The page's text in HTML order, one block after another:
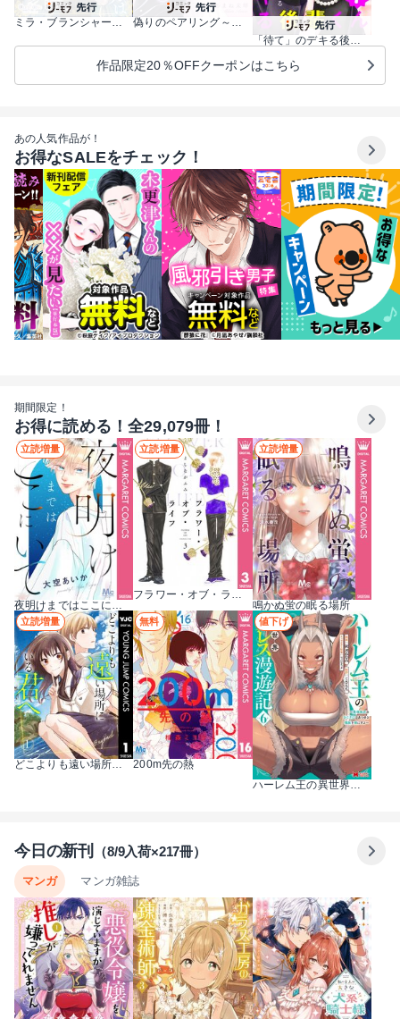
作品限定20％OFFクーポンはこちら
あの人気作品が！
お得なSALEをチェック！
期間限定！
お得に読める！全29,079冊！
立読増量 立読増量
フラワー・オブ・ライフ
立読増量
鳴かぬ蛍の眠る場所
立読増量 無料
200m先の熱
値下げ
ハーレム王の異世界プレス漫遊記 ～最強無双のおじさんはあらゆる種族を嫁にする～（コミック）
今日の新刊 （8/9入荷×217冊）
マンガ マンガ雑誌